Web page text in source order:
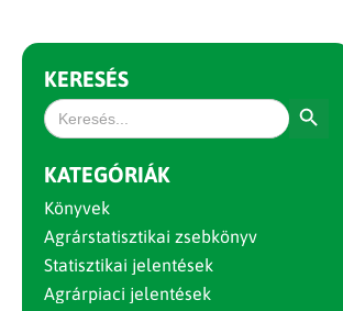
KERESÉS
Search
for:
KATEGÓRIÁK
Könyvek
Agrárstatisztikai zsebkönyv
Statisztikai jelentések
Agrárpiaci jelentések